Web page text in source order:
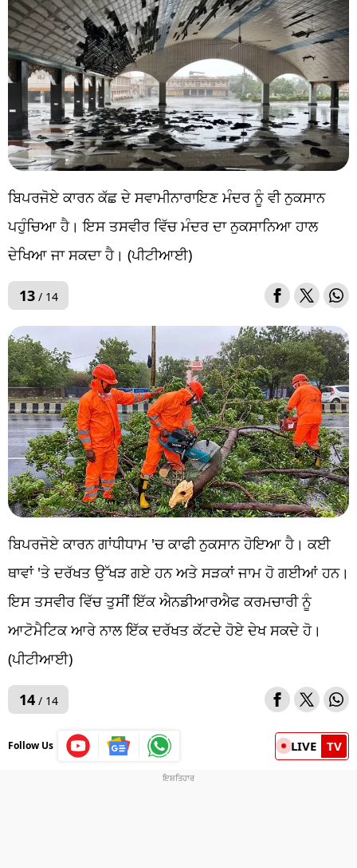
ਬਿਪਰਜੋਏ ਕਾਰਨ ਕੱਛ ਦੇ ਸਵਾਮੀਨਾਰਾਇਣ ਮੰਦਰ ਨੂੰ ਵੀ ਨੁਕਸਾਨ
ਪਹੁੰਚਿਆ ਹੈ। ਇਸ ਤਸਵੀਰ ਵਿੱਚ ਮੰਦਰ ਦਾ ਨੁਕਸਾਨਿਆ ਹਾਲ
ਦੇਖਿਆ ਜਾ ਸਕਦਾ ਹੈ। (ਪੀਟੀਆਈ)
13/ 14
ਬਿਪਰਜੋਏ ਕਾਰਨ ਗਾਂਧੀਧਾਮ 'ਚ ਕਾਫੀ ਨੁਕਸਾਨ ਹੋਇਆ ਹੈ। ਕਈ
ਥਾਵਾਂ 'ਤੇ ਦਰੱਖਤ ਉੱਖੜ ਗਏ ਹਨ ਅਤੇ ਸੜਕਾਂ ਜਾਮ ਹੋ ਗਈਆਂ ਹਨ।
ਇਸ ਤਸਵੀਰ ਵਿੱਚ ਤੁਸੀਂ ਇੱਕ ਐਨਡੀਆਰਐਫ ਕਰਮਚਾਰੀ ਨੂੰ
ਆਟੋਮੈਟਿਕ ਆਰੇ ਨਾਲ ਇੱਕ ਦਰੱਖਤ ਕੱਟਦੇ ਹੋਏ ਦੇਖ ਸਕਦੇ ਹੋ।
(ਪੀਟੀਆਈ)
14/ 14
Follow Us LIVE TV